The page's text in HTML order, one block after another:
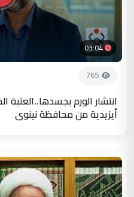
03:04
765
انتشار الورم بجسدها..العتبة
أيزيدية من محافظة نينوى